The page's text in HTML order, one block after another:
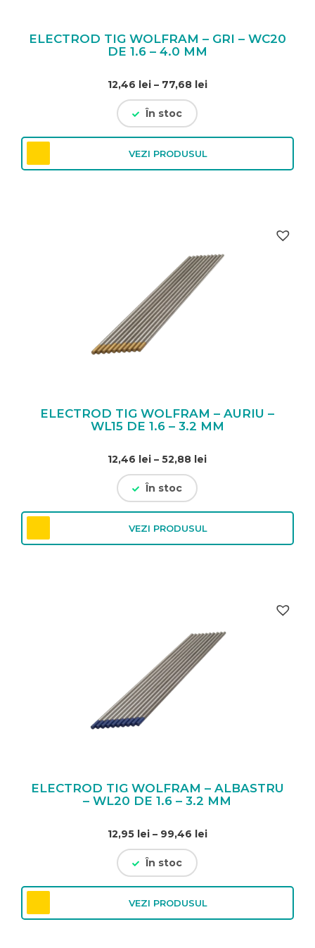
ELECTROD TIG WOLFRAM – GRI – WC20
DE 1.6 – 4.0 MM
12,46 lei – 77,68 leiInterval
la
În stoc
VEZI PRODUSUL
ELECTROD TIG WOLFRAM – AURIU –
WL15 DE 1.6 – 3.2 MM
12,46 lei – 52,88 leiInterval
la
În stoc
VEZI PRODUSUL
ELECTROD TIG WOLFRAM – ALBASTRU
– WL20 DE 1.6 – 3.2 MM
12,95 lei – 99,46 leiInterval
la
În stoc
VEZI PRODUSUL